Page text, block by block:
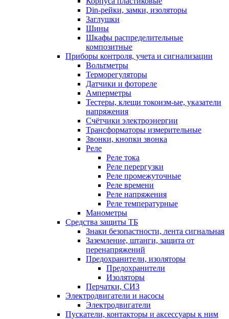
Din-рейки, замки, изоляторы
Заглушки
Шины
Шкафы распределительные
композитные
Приборы контроля, учета и сигнализации
Вольтметры
Терморегуляторы
Датчики и фотореле
Амперметры
Тестеры, клещи токоизм-ые, указатели
напряжения
Счётчики электроэнергии
Трансформаторы измерительные
Звонки, кнопки звонка
Реле
Реле тока
Реле перергузки
Реле промежуточные
Реле времени
Реле напряжения
Реле температурные
Манометры
Средства защиты ТБ
Знаки безопастности, лента сигнальная
Заземление, штанги, защита от
перенапряжений
Предохранители, изоляторы
Предохранители
Изоляторы
Перчатки, СИЗ
Электродвигатели и насосы
Электродвигатели
Пускатели, контакторы и аксессуары к ним